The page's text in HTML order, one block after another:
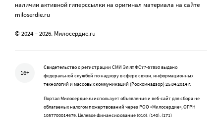
наличии активной гиперссылки на оригинал материала на сайте
miloserdie.ru
© 2024 – 2026. Милосердие.ru
16+
Свидетельство о регистрации СМИ Эл № ФС77-57850 выдано
федеральной службой по надзору в сфере связи, информационных
технологий и массовых коммуникаций (Роскомнадзор) 25.04.2014 г.
Портал Милосердие.ru использует объявления и веб-сайт для сбора не
облагаемых налогом пожертвований через РОО «Милосердие», ОГРН
1057700014679, Целевое финансирование (010), (140), (171)